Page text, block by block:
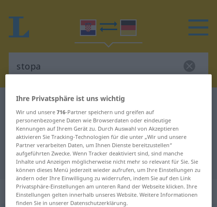
Kroatisch-Deutsch Wörterbuch
Kroatisch-Deutsch Übersetzung für
"stopa"
"stopa" Deutsch Übersetzung
„stopa“
Ihre Privatsphäre ist uns wichtig
Wir und unsere716-Partner speichern und greifen auf
personenbezogene Daten wie Browserdaten oder eindeutige
Kennungen auf Ihrem Gerät zu. Durch Auswahl von Akzeptieren
aktivieren Sie Tracking-Technologien für die unter „Wir und unsere
Partner verarbeiten Daten, um Ihnen Dienste bereitzustellen“
aufgeführten Zwecke. Wenn Tracker deaktiviert sind, sind manche
Inhalte und Anzeigen möglicherweise nicht mehr so relevant für Sie. Sie
können dieses Menü jederzeit wieder aufrufen, um Ihre Einstellungen zu
ändern oder Ihre Einwilligung zu widerrufen, indem Sie auf den Link
Privatsphäre-Einstellungen am unteren Rand der Webseite klicken. Ihre
Einstellungen gelten innerhalb unseres Website. Weitere Informationen
finden Sie in unserer Datenschutzerklärung.